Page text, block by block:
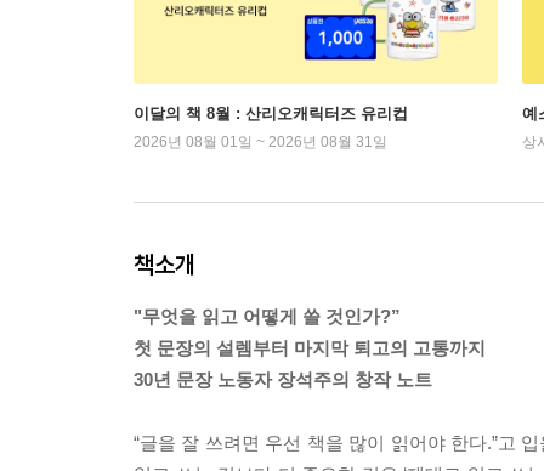
이달의 책 8월 : 산리오캐릭터즈 유리컵
2026년 08월 01일 ~ 2026년 08월 31일
예
상
책소개
"무엇을 읽고 어떻게 쓸 것인가?”
첫 문장의 설렘부터 마지막 퇴고의 고통까지
30년 문장 노동자 장석주의 창작 노트
“글을 잘 쓰려면 우선 책을 많이 읽어야 한다.”고